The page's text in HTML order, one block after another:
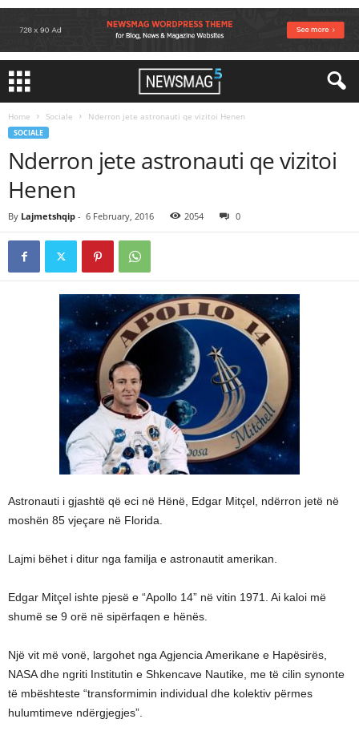
Home Sociale Nderron jete astronauti qe vizitoi Henen
SOCIALE
Nderron jete astronauti qe vizitoi
Henen
By Lajmetshqip - 6 February, 2016 2054 0
Astronauti i gjashtë që eci në Hënë, Edgar Mitçel, ndërron jetë në
moshën 85 vjeçare në Florida.
Lajmi bëhet i ditur nga familja e astronautit amerikan.
Edgar Mitçel ishte pjesë e “Apollo 14” në vitin 1971. Ai kaloi më
shumë se 9 orë në sipërfaqen e hënës.
Një vit më vonë, largohet nga Agjencia Amerikane e Hapësirës,
NASA dhe ngriti Institutin e Shkencave Nautike, me të cilin synonte
të mbështeste “transformimin individual dhe kolektiv përmes
hulumtimeve ndërgjegjes”.